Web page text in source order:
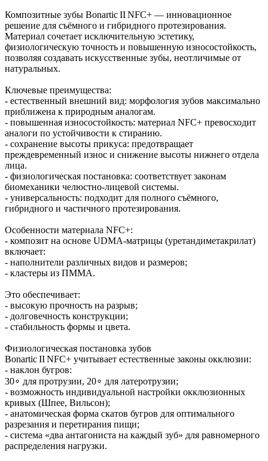
Композитные зубы Bonartic II NFC+ — инновационное
решение для съёмного и гибридного протезирования.
Материал сочетает исключительную эстетику,
физиологическую точность и повышенную износостойкость,
позволяя создавать искусственные зубы, неотличимые от
натуральных.
Ключевые преимущества:
- естественный внешний вид: морфология зубов максимально
приближена к природным аналогам.
- повышенная износостойкость: материал NFC+ превосходит
аналоги по устойчивости к стиранию.
- сохранение высоты прикуса: предотвращает
преждевременный износ и снижение высоты нижнего отдела
лица.
- физиологическая постановка: соответствует законам
биомеханики челюстно‑лицевой системы.
- универсальность: подходит для полного съёмного,
гибридного и частичного протезирования.
Особенности материала NFC+:
- композит на основе UDMA‑матрицы (уретандиметакрилат)
включает:
- наполнители различных видов и размеров;
- кластеры из ПММА.
Это обеспечивает:
- высокую прочность на разрыв;
- долговечность конструкции;
- стабильность формы и цвета.
Физиологическая постановка зубов
Bonartic II NFC+ учитывает естественные законы окклюзии:
- наклон бугров:
30∘ для протрузии, 20∘ для латеротрузии;
- возможность индивидуальной настройки окклюзионных
кривых (Шпее, Вильсон);
- анатомическая форма скатов бугров для оптимального
разрезания и перетирания пищи;
- система «два антагониста на каждый зуб» для равномерного
распределения нагрузки.